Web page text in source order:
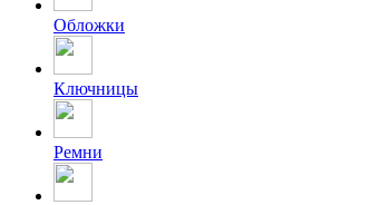
Обложки
Ключницы
Ремни